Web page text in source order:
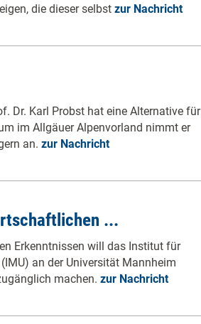
die dieser selbst zur Nachricht
Dr. Karl Probst hat eine Alternative für
im Allgäuer Alpenvorland nimmt er
an. zur Nachricht
...
Erkenntnissen will das Institut für
an der Universität Mannheim
machen. zur Nachricht